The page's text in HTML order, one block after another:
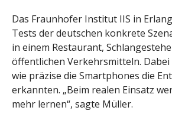
Das Fraunhofer Institut IIS in
Tests der deutschen konkrete
in einem Restaurant,
öffentlichen Verkehrsmitteln. Dabei
wie präzise die Smartphones die
erkannten. „Beim realen Einsatz
mehr lernen“, sagte Müller.